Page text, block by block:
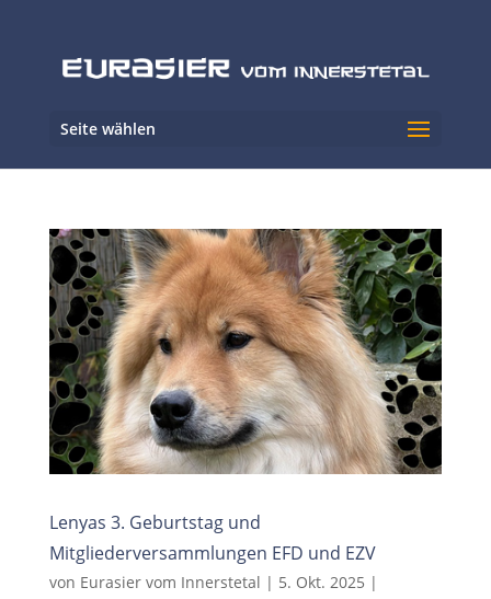
Seite wählen
Lenyas 3. Geburtstag und
Mitgliederversammlungen EFD und EZV
von Eurasier vom Innerstetal | 5. Okt. 2025 |